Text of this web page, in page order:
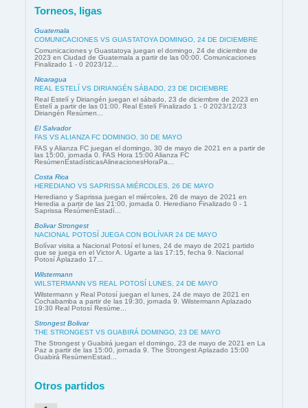
Torneos, ligas
Guatemala
COMUNICACIONES VS GUASTATOYA DOMINGO, 24 DE DICIEMBRE
Comunicaciones y Guastatoya juegan el domingo, 24 de diciembre de
2023 en Ciudad de Guatemala a partir de las 00:00. Comunicaciones
Finalizado 1 - 0 2023/12...
Nicaragua
REAL ESTELÍ VS DIRIANGÉN SÁBADO, 23 DE DICIEMBRE
Real Estelí y Diriangén juegan el sábado, 23 de diciembre de 2023 en
Estelí a partir de las 01:00. Real Estelí Finalizado 1 - 0 2023/12/23
Diriangén Resúmen...
El Salvador
FAS VS ALIANZA FC DOMINGO, 30 DE MAYO
FAS y Alianza FC juegan el domingo, 30 de mayo de 2021 en a partir de
las 15:00, jornada 0. FAS Hora 15:00 Alianza FC
ResúmenEstadísticasAlineacionesHoraPa...
Costa Rica
HEREDIANO VS SAPRISSA MIÉRCOLES, 26 DE MAYO
Herediano y Saprissa juegan el miércoles, 26 de mayo de 2021 en
Heredia a partir de las 21:00, jornada 0. Herediano Finalizado 0 - 1
Saprissa ResúmenEstadí...
Bolivar Strongest
NACIONAL POTOSÍ JUEGA CON BOLÍVAR 24 DE MAYO
Bolívar visita a Nacional Potosí el lunes, 24 de mayo de 2021 partido
que se juega en el Victor A. Ugarte a las 17:15, fecha 9. Nacional
Potosí Aplazado 17...
Wilstermann
WILSTERMANN VS REAL POTOSÍ LUNES, 24 DE MAYO
Wilstermann y Real Potosí juegan el lunes, 24 de mayo de 2021 en
Cochabamba a partir de las 19:30, jornada 9. Wilstermann Aplazado
19:30 Real Potosí Resúme...
Strongest Bolivar
THE STRONGEST VS GUABIRÁ DOMINGO, 23 DE MAYO
The Strongest y Guabirá juegan el domingo, 23 de mayo de 2021 en La
Paz a partir de las 15:00, jornada 9. The Strongest Aplazado 15:00
Guabirá ResúmenEstad...
Otros partidos